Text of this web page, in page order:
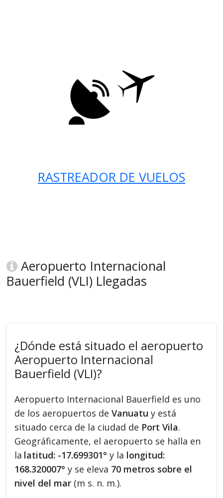
RASTREADOR DE VUELOS
Aeropuerto Internacional
Bauerfield (VLI) Llegadas
¿Dónde está situado el aeropuerto
Aeropuerto Internacional
Bauerfield (VLI)?
Aeropuerto Internacional Bauerfield es uno
de los aeropuertos deVanuatu y está
situado cerca de la ciudad de Port Vila.
Geográficamente, el aeropuerto se halla en
la latitud: -17.699301° y la longitud:
168.320007° y se eleva 70 metros sobre el
nivel del mar (m s. n. m.).